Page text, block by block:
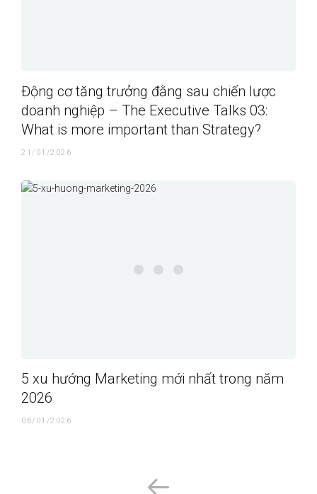
Động cơ tăng trưởng đằng sau chiến lược
doanh nghiệp – The Executive Talks 03:
What is more important than Strategy?
21/01/2026
5 xu hướng Marketing mới nhất trong năm
2026
06/01/2026